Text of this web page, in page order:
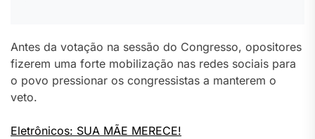
Antes da votação na sessão do Congresso, opositores
fizerem uma forte mobilização nas redes sociais para
o povo pressionar os congressistas a manterem o
veto.
Eletrônicos: SUA MÃE MERECE!